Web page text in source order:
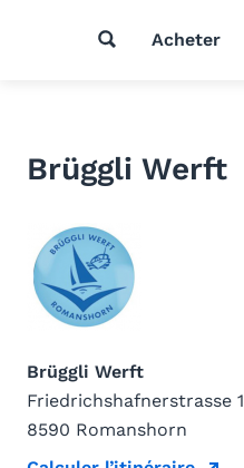
Acheter
Brüggli Werft
Brüggli Werft
Friedrichshafnerstrasse 1
8590 Romanshorn